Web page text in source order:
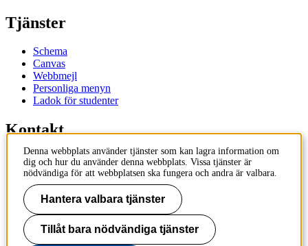
Tjänster
Schema
Canvas
Webbmejl
Personliga menyn
Ladok för studenter
Kontakt
Kontakta utbildningsprogram
Kontakta kurs
IT-support
KTH Entré
KTH
Denna webbplats använder tjänster som kan lagra information om
dig och hur du använder denna webbplats. Vissa tjänster är
nödvändiga för att webbplatsen ska fungera och andra är valbara.
Hantera valbara tjänster
Tillåt bara nödvändiga tjänster